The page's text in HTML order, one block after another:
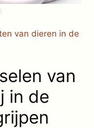
van dieren in de
van
in de